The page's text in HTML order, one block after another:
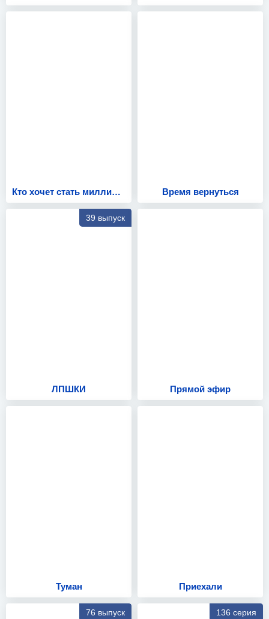
Кто хочет стать миллионером? Время вернуться
39 выпуск
ЛПШКИ Прямой эфир
Туман Приехали
76 выпуск 136 серия